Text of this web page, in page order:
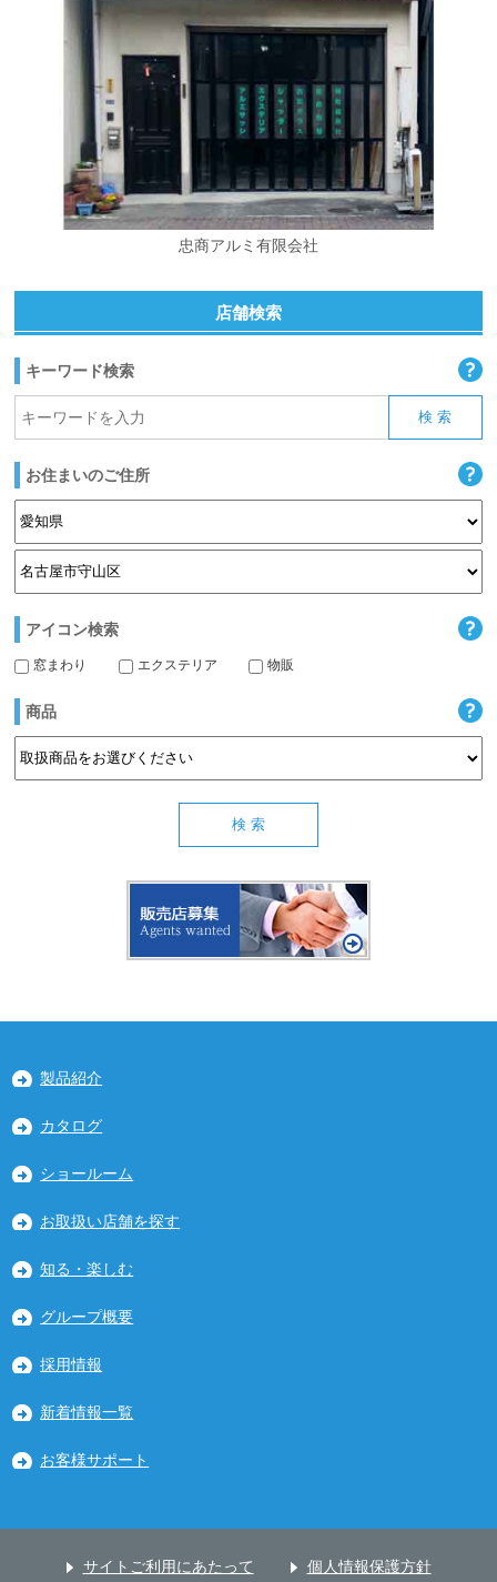
忠商アルミ有限会社
店舗検索
キーワード検索
お住まいのご住所
アイコン検索
窓まわり エクステリア 物販
商品
製品紹介
カタログ
ショールーム
お取扱い店舗を探す
知る・楽しむ
グループ概要
採用情報
新着情報一覧
お客様サポート
サイトご利用にあたって 個人情報保護方針